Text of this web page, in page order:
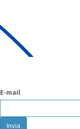
E-mail